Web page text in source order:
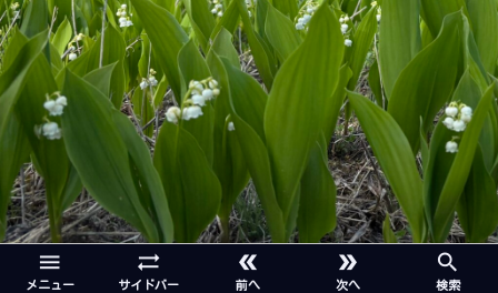

メニュー

サイドバー

前へ

次へ

検索